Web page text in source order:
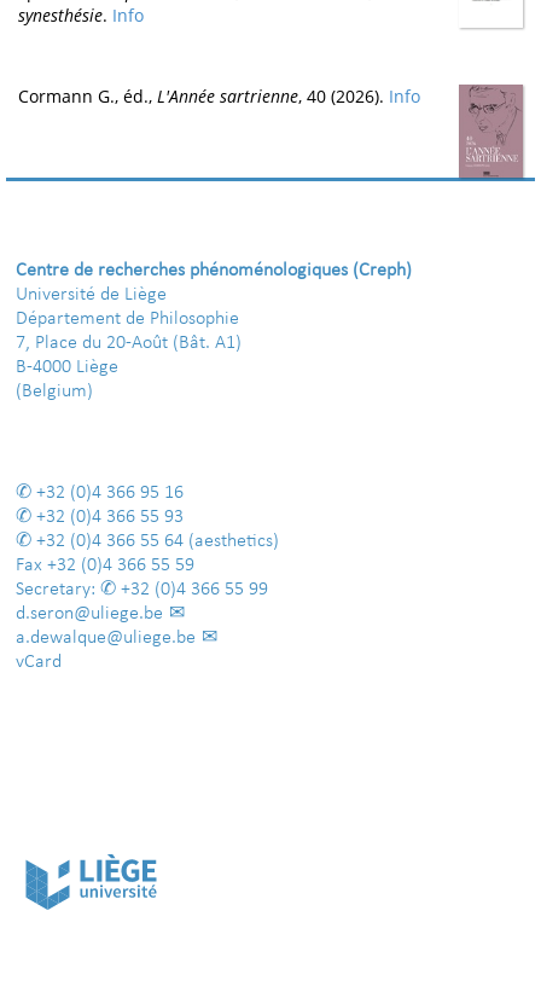
synesthésie. Info
Cormann G., éd., L'Année sartrienne, 40 (2026). Info
Centre de recherches phénoménologiques (Creph)
Université de Liège
Département de Philosophie
7, Place du 20-Août (Bât. A1)
B-4000 Liège
(Belgium)
+32 (0)4 366 95 16
+32 (0)4 366 55 93
+32 (0)4 366 55 64 (aesthetics)
Fax +32 (0)4 366 55 59
Secretary:
+32 (0)4 366 55 99
d.seron@uliege.be
a.dewalque@uliege.be
vCard